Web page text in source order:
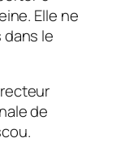
Elle ne
le
de